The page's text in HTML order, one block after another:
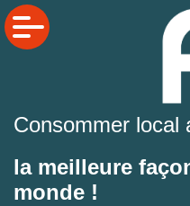
Consommer local
la meilleure
monde !